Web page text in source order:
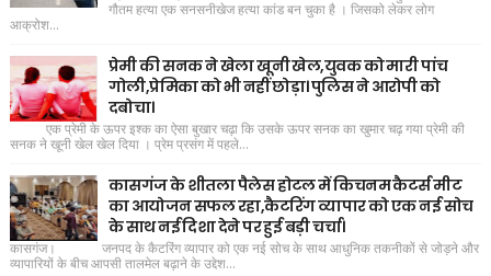
गौतम हत्या एक सनसनीखेज हत्या कांड बन चुका है । जिसको लेकर लोग
आक्रोश...
प्रेमी की सनक ने खेला खूनी खेल,युवक को मारी पांच
गोली,प्रेमिका को भी नहीं छोड़ा। पुलिस ने आरोपी को
दबोचा।
एक प्रेमी के ऊपर इश्क का ऐसा बुखार चढ़ा कि उसके ऊपर सनक का खुमार चढ़ गया प्रेमी की
सनक ने खूनी खेल खेल दिया । प्रेम प्रसंग में पहले...
कासगंज के शीतला पैलेस होटल में किचनम कैटर्स मीट
का आयोजन सफल रहा,कैटरिंग व्यापार को एक नई सोच
के साथ नई दिशा देने पर हुई बड़ी चर्चा।
कासगंज। जनपद के कैटरिंग व्यापार को एक नई सोच के साथ आधुनिक तकनीकों से जोड़ने और
व्यापारियों के बीच आपसी तालमेल बढ़ाने के उद्देश...